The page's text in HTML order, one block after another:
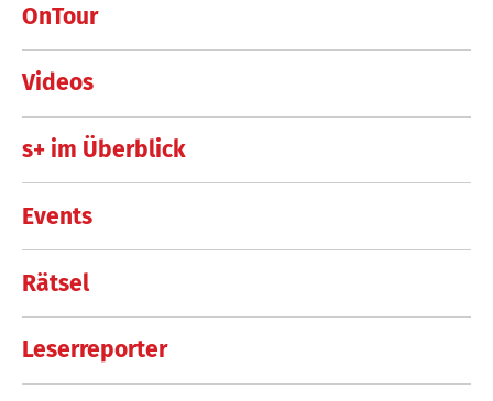
OnTour
Videos
s+ im Überblick
Events
Rätsel
Leserreporter